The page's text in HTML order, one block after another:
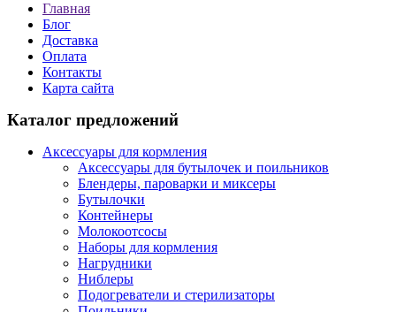
Главная
Блог
Доставка
Оплата
Контакты
Карта сайта
Каталог предложений
Аксессуары для кормления
Аксессуары для бутылочек и поильников
Блендеры, пароварки и миксеры
Бутылочки
Контейнеры
Молокоотсосы
Наборы для кормления
Нагрудники
Ниблеры
Подогреватели и стерилизаторы